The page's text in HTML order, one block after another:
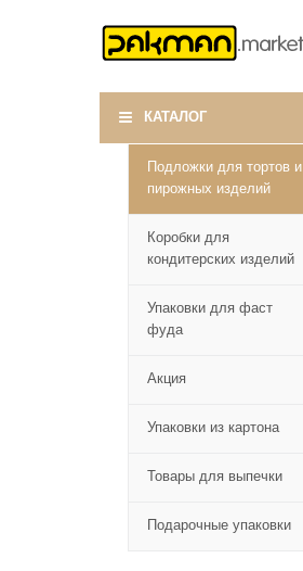
КАТАЛОГ
Подложки для тортов и
пирожных изделий
Коробки для
кондитерских изделий
Упаковки для фаст
фуда
Акция
Упаковки из картона
Товары для выпечки
Подарочные упаковки